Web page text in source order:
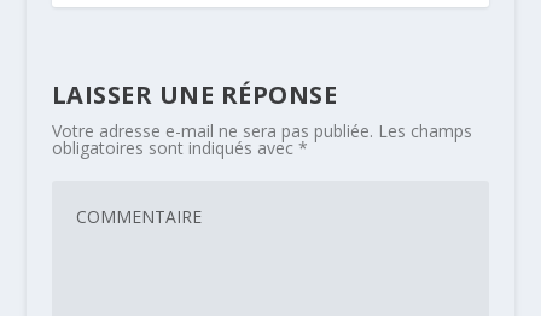
LAISSER UNE RÉPONSE
Votre adresse e-mail ne sera pas publiée. Les champs
obligatoires sont indiqués avec *